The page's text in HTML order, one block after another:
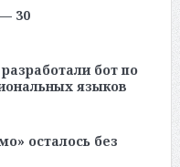
30
бот по
языков
осталось без